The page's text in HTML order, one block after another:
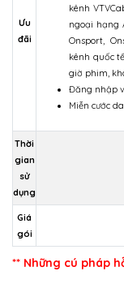
Ưu
đãi
kênh
ngoại hạng
Onsport,
kênh quốc
giờ phim,
Đăng nhập
Miễn cước
Thời
gian
sử
dụng
Giá
gói
** Những cú pháp